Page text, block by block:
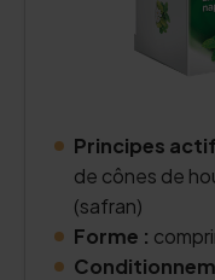
Principes
de cônes de
(safran)
Forme :